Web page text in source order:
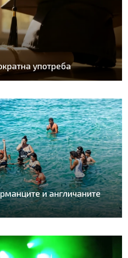
употреба
и англичаните